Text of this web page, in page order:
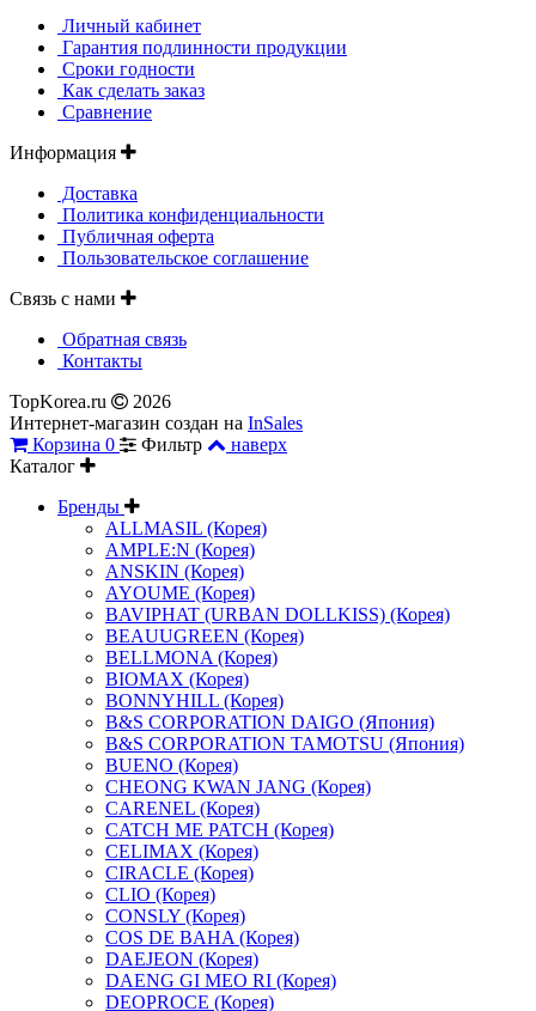
Личный кабинет
Гарантия подлинности продукции
Сроки годности
Как сделать заказ
Сравнение
Информация
Доставка
Политика конфиденциальности
Публичная оферта
Пользовательское соглашение
Связь с нами
Обратная связь
Контакты
TopKorea.ru
2026
Интернет-магазин создан на InSales
Корзина 0 Фильтр
наверх
Каталог
Бренды
ALLMASIL (Корея)
AMPLE:N (Корея)
ANSKIN (Корея)
AYOUME (Корея)
BAVIPHAT (URBAN DOLLKISS) (Корея)
BEAUUGREEN (Корея)
BELLMONA (Корея)
BIOMAX (Корея)
BONNYHILL (Корея)
B&S CORPORATION DAIGO (Япония)
B&S CORPORATION TAMOTSU (Япония)
BUENO (Корея)
CHEONG KWAN JANG (Корея)
CARENEL (Корея)
CATCH ME PATCH (Корея)
CELIMAX (Корея)
CIRACLE (Корея)
CLIO (Корея)
CONSLY (Корея)
COS DE BAHA (Корея)
DAEJEON (Корея)
DAENG GI MEO RI (Корея)
DEOPROCE (Корея)